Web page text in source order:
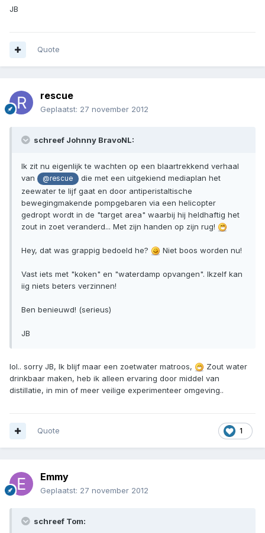
JB
Quote
rescue
Geplaatst: 27 november 2012
schreef Johnny BravoNL:
Ik zit nu eigenlijk te wachten op een blaartrekkend verhaal
van
@rescue
die met een uitgekiend mediaplan het
zeewater te lijf gaat en door antiperistaltische
bewegingmakende pompgebaren via een helicopter
gedropt wordt in de "target area" waarbij hij heldhaftig het
zout in zoet veranderd... Met zijn handen op zijn rug!
Hey, dat was grappig bedoeld he? Niet boos worden nu!
Vast iets met "koken" en "waterdamp opvangen". Ikzelf kan
iig niets beters verzinnen!
Ben benieuwd! (serieus)
JB
lol.. sorry JB, Ik blijf maar een zoetwater matroos,
Zout water
drinkbaar maken, heb ik alleen ervaring door middel van
distillatie, in min of meer veilige experimenteer omgeving..
1
Quote
Emmy
Geplaatst: 27 november 2012
schreef Tom: